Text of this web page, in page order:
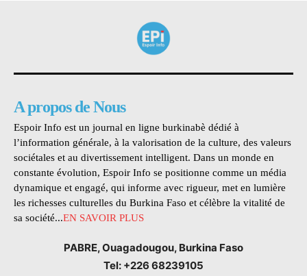
A propos de Nous
Espoir Info est un journal en ligne burkinabè dédié à
l’information générale, à la valorisation de la culture, des valeurs
sociétales et au divertissement intelligent. Dans un monde en
constante évolution, Espoir Info se positionne comme un média
dynamique et engagé, qui informe avec rigueur, met en lumière
les richesses culturelles du Burkina Faso et célèbre la vitalité de
sa société...EN SAVOIR PLUS
PABRE, Ouagadougou, Burkina Faso
Tel: +226 68239105